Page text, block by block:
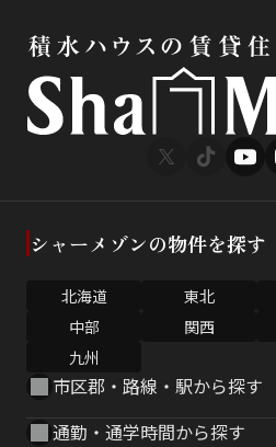
シャーメゾンの物件を探す
北海道 東北
中部
関西
九州
市区郡・路線・駅から探す
通勤・通学時間から探す